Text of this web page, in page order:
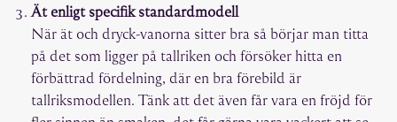
Ät enligt specifik standardmodell
När ät och dryck-vanorna sitter bra så börjar man titta
på det som ligger på tallriken och försöker hitta en
förbättrad fördelning, där en bra förebild är
tallriksmodellen. Tänk att det även får vara en fröjd för